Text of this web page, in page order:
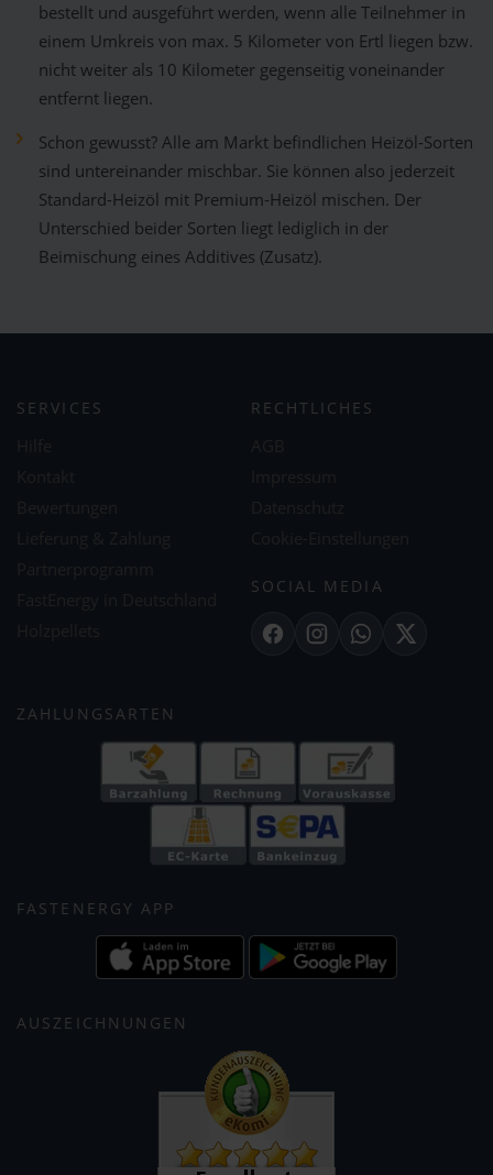
bestellt und ausgeführt werden, wenn alle Teilnehmer in
einem Umkreis von max. 5 Kilometer von Ertl liegen bzw.
nicht weiter als 10 Kilometer gegenseitig voneinander
entfernt liegen.
Schon gewusst? Alle am Markt befindlichen Heizöl-Sorten
sind untereinander mischbar. Sie können also jederzeit
Standard-Heizöl mit Premium-Heizöl mischen. Der
Unterschied beider Sorten liegt lediglich in der
Beimischung eines Additives (Zusatz).
SERVICES RECHTLICHES
SOCIAL MEDIA
FacebookInstagramWhatsApp
X
ZAHLUNGSARTEN
FASTENERGY APP
AUSZEICHNUNGEN